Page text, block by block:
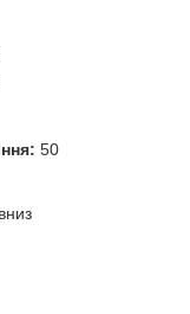
50